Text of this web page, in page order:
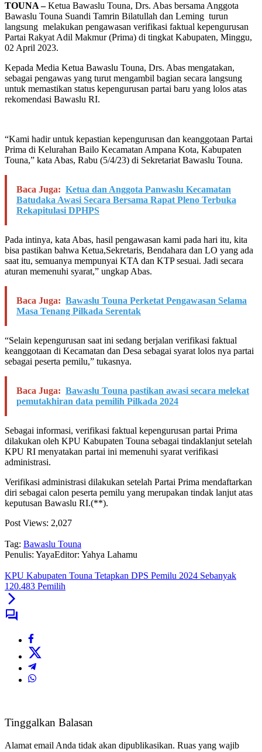
TOUNA –Ketua Bawaslu Touna, Drs. Abas bersama Anggota
Bawaslu Touna Suandi Tamrin Bilatullah dan Leming turun
langsung melakukan pengawasan verifikasi faktual kepengurusan
Partai Rakyat Adil Makmur (Prima) di tingkat Kabupaten, Minggu,
02 April 2023.
Kepada Media Ketua Bawaslu Touna, Drs. Abas mengatakan,
sebagai pengawas yang turut mengambil bagian secara langsung
untuk memastikan status kepengurusan partai baru yang lolos atas
rekomendasi Bawaslu RI.
“Kami hadir untuk kepastian kepengurusan dan keanggotaan Partai
Prima di Kelurahan Bailo Kecamatan Ampana Kota, Kabupaten
Touna,” kata Abas, Rabu (5/4/23) di Sekretariat Bawaslu Touna.
Baca Juga: Ketua dan Anggota Panwaslu Kecamatan
Batudaka Awasi Secara Bersama Rapat Pleno Terbuka
Rekapitulasi DPHPS
Pada intinya, kata Abas, hasil pengawasan kami pada hari itu, kita
bisa pastikan bahwa Ketua,Sekretaris, Bendahara dan LO yang ada
saat itu, semuanya mempunyai KTA dan KTP sesuai. Jadi secara
aturan memenuhi syarat,” ungkap Abas.
Baca Juga: Bawaslu Touna Perketat Pengawasan Selama
Masa Tenang Pilkada Serentak
“Selain kepengurusan saat ini sedang berjalan verifikasi faktual
keanggotaan di Kecamatan dan Desa sebagai syarat lolos nya partai
sebagai peserta pemilu,” tukasnya.
Baca Juga: Bawaslu Touna pastikan awasi secara melekat
pemutakhiran data pemilih Pilkada 2024
Sebagai informasi, verifikasi faktual kepengurusan partai Prima
dilakukan oleh KPU Kabupaten Touna sebagai tindaklanjut setelah
KPU RI menyatakan partai ini memenuhi syarat verifikasi
administrasi.
Verifikasi administrasi dilakukan setelah Partai Prima mendaftarkan
diri sebagai calon peserta pemilu yang merupakan tindak lanjut atas
keputusan Bawaslu RI.(**).
Post Views: 2,027
Tag: Bawaslu Touna
Penulis: YayaEditor: Yahya Lahamu
KPU Kabupaten Touna Tetapkan DPS Pemilu 2024 Sebanyak
120.483 Pemilih
Tinggalkan Balasan
Alamat email Anda tidak akan dipublikasikan. Ruas yang wajib